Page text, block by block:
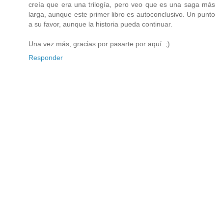
creía que era una trilogía, pero veo que es una saga más
larga, aunque este primer libro es autoconclusivo. Un punto
a su favor, aunque la historia pueda continuar.
Una vez más, gracias por pasarte por aquí. ;)
Responder